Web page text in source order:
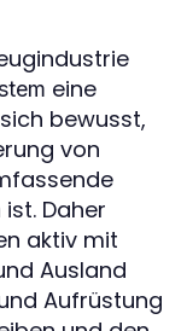
eine
bewusst,
von
Daher
aktiv mit
Ausland
Aufrüstung